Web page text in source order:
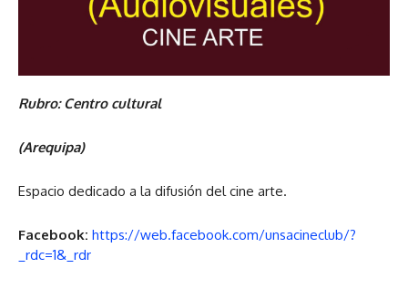
Rubro: Centro cultural
(Arequipa)
Espacio dedicado a la difusión del cine arte.
Facebook: https://web.facebook.com/unsacineclub/?
_rdc=1&_rdr